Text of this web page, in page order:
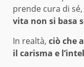
prende cura di sé,
vita non si basa
In realtà, ciò che
il carisma e